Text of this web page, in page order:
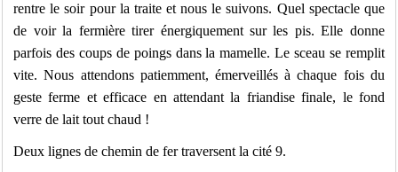
rentre le soir pour la traite et nous le suivons. Quel spectacle que
de voir la fermière tirer énergiquement sur les pis. Elle donne
parfois des coups de poings dans la mamelle. Le sceau se remplit
vite. Nous attendons patiemment, émerveillés à chaque fois du
geste ferme et efficace en attendant la friandise finale, le fond
verre de lait tout chaud !
Deux lignes de chemin de fer traversent la cité 9.